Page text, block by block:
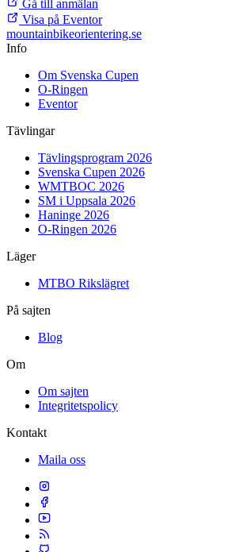
Gå till anmälan
Visa på Eventor
mountainbikeorientering.se
Info
Om Svenska Cupen
O-Ringen
Eventor
Tävlingar
Tävlingsprogram 2026
Svenska Cupen 2026
WMTBOC 2026
SM i Uppsala 2026
Haninge 2026
O-Ringen 2026
Läger
MTBO Rikslägret
På sajten
Blog
Om
Om sajten
Integritetspolicy
Kontakt
Maila oss